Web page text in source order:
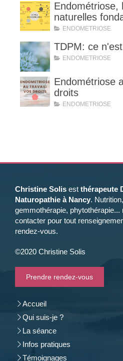
Endométriose,
naturelles
ENDOMETRIOSE
TDPM: ce
ENDOMETRIOSE
Endométriose
droits
ENDOMETRIOSE
Christine Solis est thérapeute
Naturopathie à Nancy.
gemmothérapie, phytothérapie...
contacter pour tout
rendez-vous.
©2020 Christine Solis
Prendre rendez-vous
Accueil
Qui suis-je ?
La séance
Infos pratiques
Témoignages